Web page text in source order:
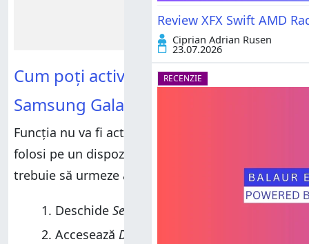
Cum poți activa AirDrop pe
Samsung Galaxy S26
Funcția nu va fi activată implicit. Pentru a o
folosi pe un dispozitiv compatibil, utilizatorii
trebuie să urmeze acești pași:
Deschide Setări (Settings)
Accesează Dispozitive conectate
Review XFX Swift AMD
Ciprian Adrian Rusen
23.07.2026
RECENZIE